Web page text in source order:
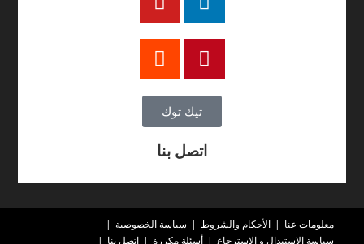
تيك توك
اتصل بنا
معلومات عنا الأحكام والشروط
سياسة الخصوصية
سياسة الاستبدال و الاسترجاع
أسئلة مكررة اتصل بنا